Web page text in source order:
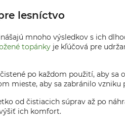
lesníctvo
mnoho výsledkov s ich
topánky je kľúčová pre
po každom použití, aby sa
mieste, aby sa zabránilo vzniku
od čistiacich súprav až po
ich komfort.